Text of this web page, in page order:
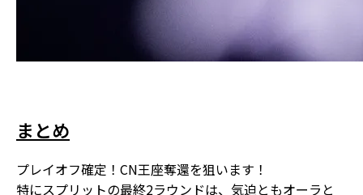
まとめ
プレイオフ確定！CN王座奪還を狙います！
特にスプリットの最終2ラウンドは、気迫ともオーラと